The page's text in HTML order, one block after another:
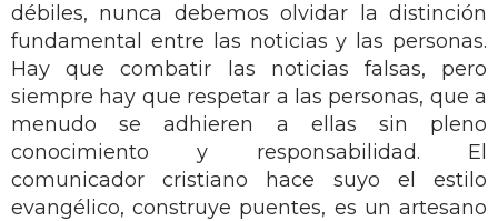
débiles, nunca debemos olvidar la distinción
fundamental entre las noticias y las personas.
Hay que combatir las noticias falsas, pero
siempre hay que respetar a las personas, que a
menudo se adhieren a ellas sin pleno
conocimiento y responsabilidad. El
comunicador cristiano hace suyo el estilo
evangélico, construye puentes, es un artesano